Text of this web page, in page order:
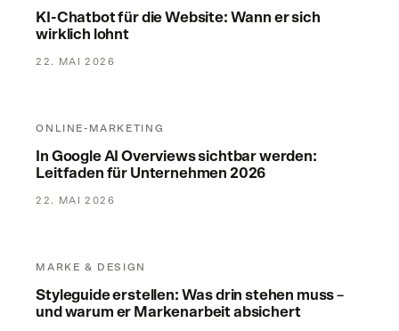
KI-Chatbot für die Website: Wann er sich
wirklich lohnt
22. MAI 2026
ONLINE-MARKETING
In Google AI Overviews sichtbar werden:
Leitfaden für Unternehmen 2026
22. MAI 2026
MARKE & DESIGN
Styleguide erstellen: Was drin stehen muss –
und warum er Markenarbeit absichert